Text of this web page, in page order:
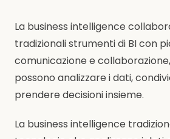
La business intelligence
tradizionali strumenti di BI con
comunicazione e
possono analizzare i dati,
prendere decisioni insieme.
La business intelligence